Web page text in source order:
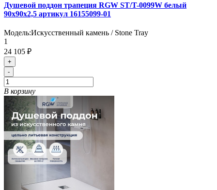
Душевой поддон трапеция RGW ST/T-0099W белый
90х90х2,5 артикул 16155099-01
Модель:Искусственный камень / Stone Tray
1
24 105 ₽
+
-
В корзину